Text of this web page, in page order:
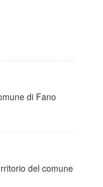
di Fano
del comune